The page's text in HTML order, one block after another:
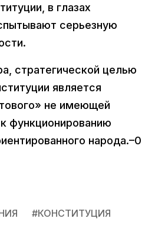
в глазах
серьезную
стратегической целью
является
не имеющей
функционированию
народа.–0
#КОНСТИТУЦИЯ